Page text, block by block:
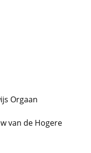
Orgaan
van de Hogere